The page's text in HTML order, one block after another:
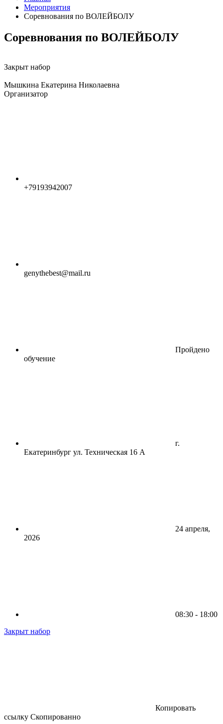
Мероприятия
Соревнования по ВОЛЕЙБОЛУ
Соревнования по ВОЛЕЙБОЛУ
Закрыт набор
Мышкина Екатерина Николаевна
Организатор
+79193942007
genythebest@mail.ru
Пройдено
обучение
г.
Екатеринбург ул. Техническая 16 А
24 апреля,
2026
08:30 - 18:00
Закрыт набор
Копировать
ссылку Скопированно